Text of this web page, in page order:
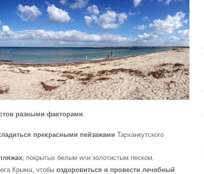
разными факторами
прекрасными пейзажами Тарханкутского
, покрытых белым или золотистым песком.
Крыма, чтобы оздоровиться и провести лечебный